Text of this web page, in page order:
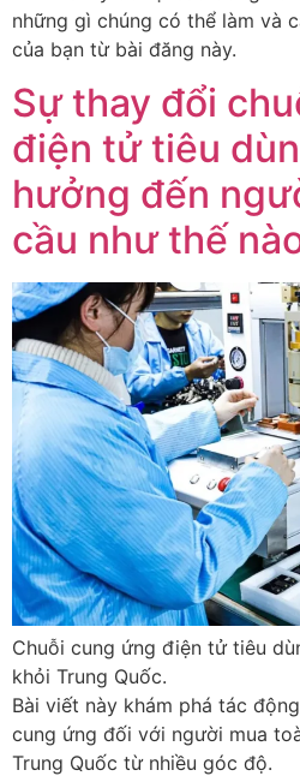
những gì chúng có thể làm và
của bạn từ bài đăng này.
Sự thay đổi
điện tử tiêu
hưởng đến
cầu như thế
Chuỗi cung ứng điện tử tiêu
khỏi Trung Quốc.
Bài viết này khám phá tác
cung ứng đối với người mua
Trung Quốc từ nhiều góc độ.